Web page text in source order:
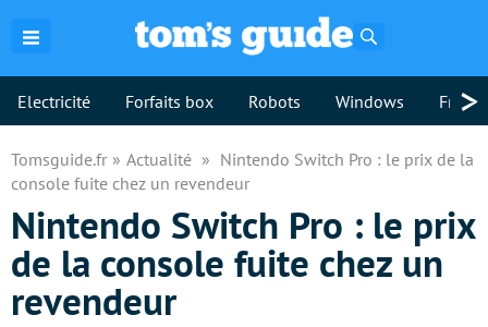
Electricité Forfaits box Robots Windows >
Tomsguide.fr Actualité
Nintendo Switch Pro : le prix de la
console fuite chez un revendeur
Nintendo Switch Pro : le prix
de la console fuite chez un
revendeur